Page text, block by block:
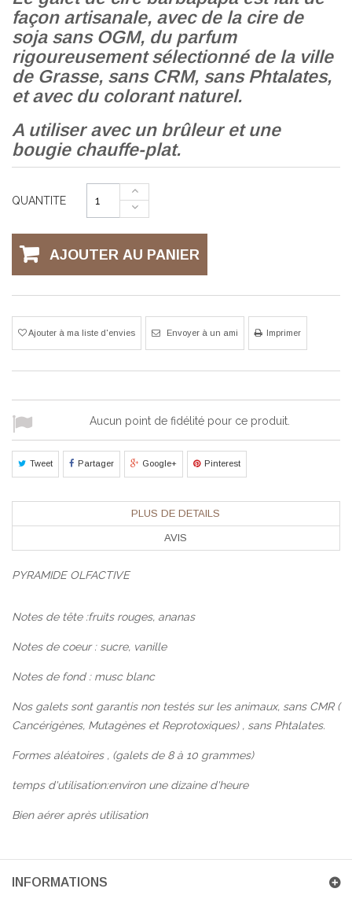
façon artisanale, avec de la cire de
soja sans OGM, du parfum
rigoureusement sélectionné de la ville
de Grasse, sans CRM, sans Phtalates,
et avec du colorant naturel.
A utiliser avec un brûleur et une
bougie chauffe-plat.
QUANTITE
AJOUTER AU PANIER
Ajouter à ma liste d'envies Envoyer à un ami Imprimer
Aucun point de fidélité pour ce produit.
Tweet Partager Google+ Pinterest
PLUS DE DETAILS
AVIS
PYRAMIDE OLFACTIVE
Notes de tête :fruits rouges, ananas
Notes de coeur : sucre, vanille
Notes de fond : musc blanc
Nos galets sont garantis non testés sur les animaux, sans CMR (
Cancérigènes, Mutagènes et Reprotoxiques) , sans Phtalates.
Formes aléatoires , (galets de 8 à 10 grammes)
temps d'utilisation:environ une dizaine d'heure
Bien aérer après utilisation
INFORMATIONS